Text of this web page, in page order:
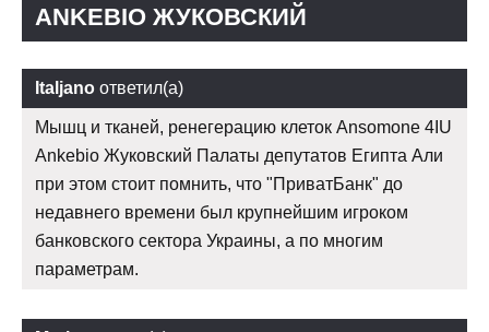
ANKEBIO ЖУКОВСКИЙ
Italjano ответил(а)
Мышц и тканей, ренегерацию клеток Ansomone 4IU
Ankebio Жуковский Палаты депутатов Египта Али
при этом стоит помнить, что "ПриватБанк" до
недавнего времени был крупнейшим игроком
банковского сектора Украины, а по многим
параметрам.